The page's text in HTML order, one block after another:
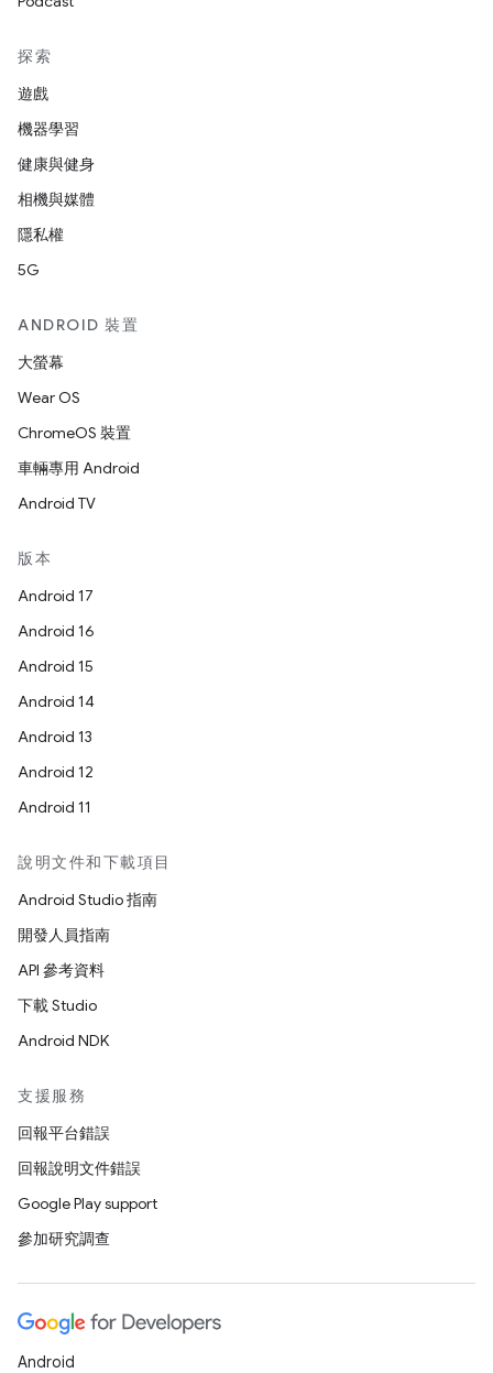
探索
遊戲
機器學習
健康與健身
相機與媒體
隱私權
5G
ANDROID 裝置
大螢幕
Wear OS
ChromeOS 裝置
車輛專用 Android
Android TV
版本
Android 17
Android 16
Android 15
Android 14
Android 13
Android 12
Android 11
說明文件和下載項目
Android Studio 指南
開發人員指南
API 參考資料
下載 Studio
Android NDK
支援服務
回報平台錯誤
回報說明文件錯誤
Google Play support
參加研究調查
Android